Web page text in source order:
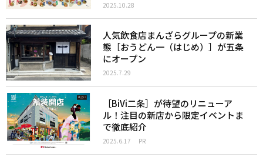
2025.10.28
人気飲食店まんざらグループの新業
態［おうどん一（はじめ）］が五条
にオープン
2025.7.29
［BiVi二条］が待望のリニューア
ル！注目の新店から限定イベントま
で徹底紹介
2025.6.17 PR